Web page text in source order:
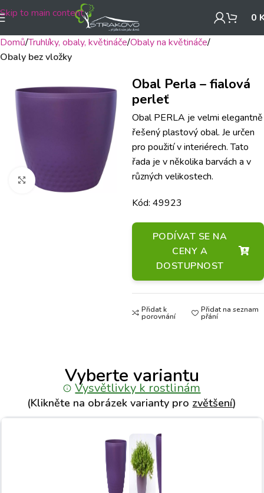
Skip to main content 0
Domů Truhlíky, obaly, květináče Obaly na květináče
Obaly bez vložky
Klikněte pro zvětšení
Obal Perla – fialová
perleť
Obal PERLA je velmi elegantně
řešený plastový obal. Je určen
pro použití v interiérech. Tato
řada je v několika barvách a v
různých velikostech.
Kód: 49923
PODÍVAT SE NA
CENY A
DOSTUPNOST
Přidat k
porovnání
Přidat na seznam
přání
Vyberte variantu
Vysvětlivky k rostlinám
(Klikněte na obrázek varianty pro zvětšení)